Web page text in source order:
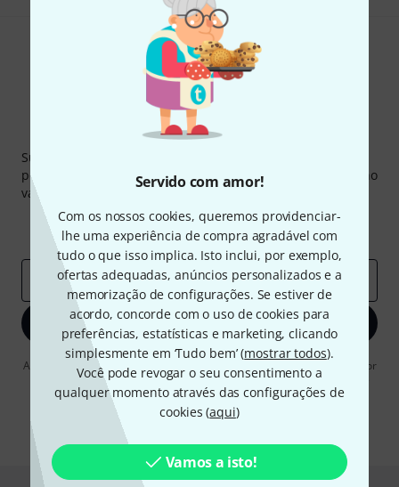
Servido com amor!
Com os nossos cookies, queremos providenciar-
lhe uma experiência de compra agradável com
tudo o que isso implica. Isto inclui, por exemplo,
ofertas adequadas, anúncios personalizados e a
memorização de configurações. Se estiver de
acordo, concorde com o uso de cookies para
preferências, estatísticas e marketing, clicando
simplesmente em ‘Tudo bem’ (mostrar todos).
Você pode revogar o seu consentimento a
qualquer momento através das configurações de
cookies (aqui)
Vamos a isto!
Newsletter Thomann
Subscreva a Newsletter da Thomann em inglês e com um
pouco de sorte você poderá ganhar um dos
no
valor de
Contribuições inspiradoras
Ofertas
Insights da Thomann
Endereço de e-mail*
Inscreva-se agora
Ao clicar em "Inscreva-se agora", concordo em receber publicidade por
e-mail. Posso cancelar a assinatura a qualquer momento. Você pode
encontrar mais informações sobre a newsletter na nossadiretriz de
proteção de dados